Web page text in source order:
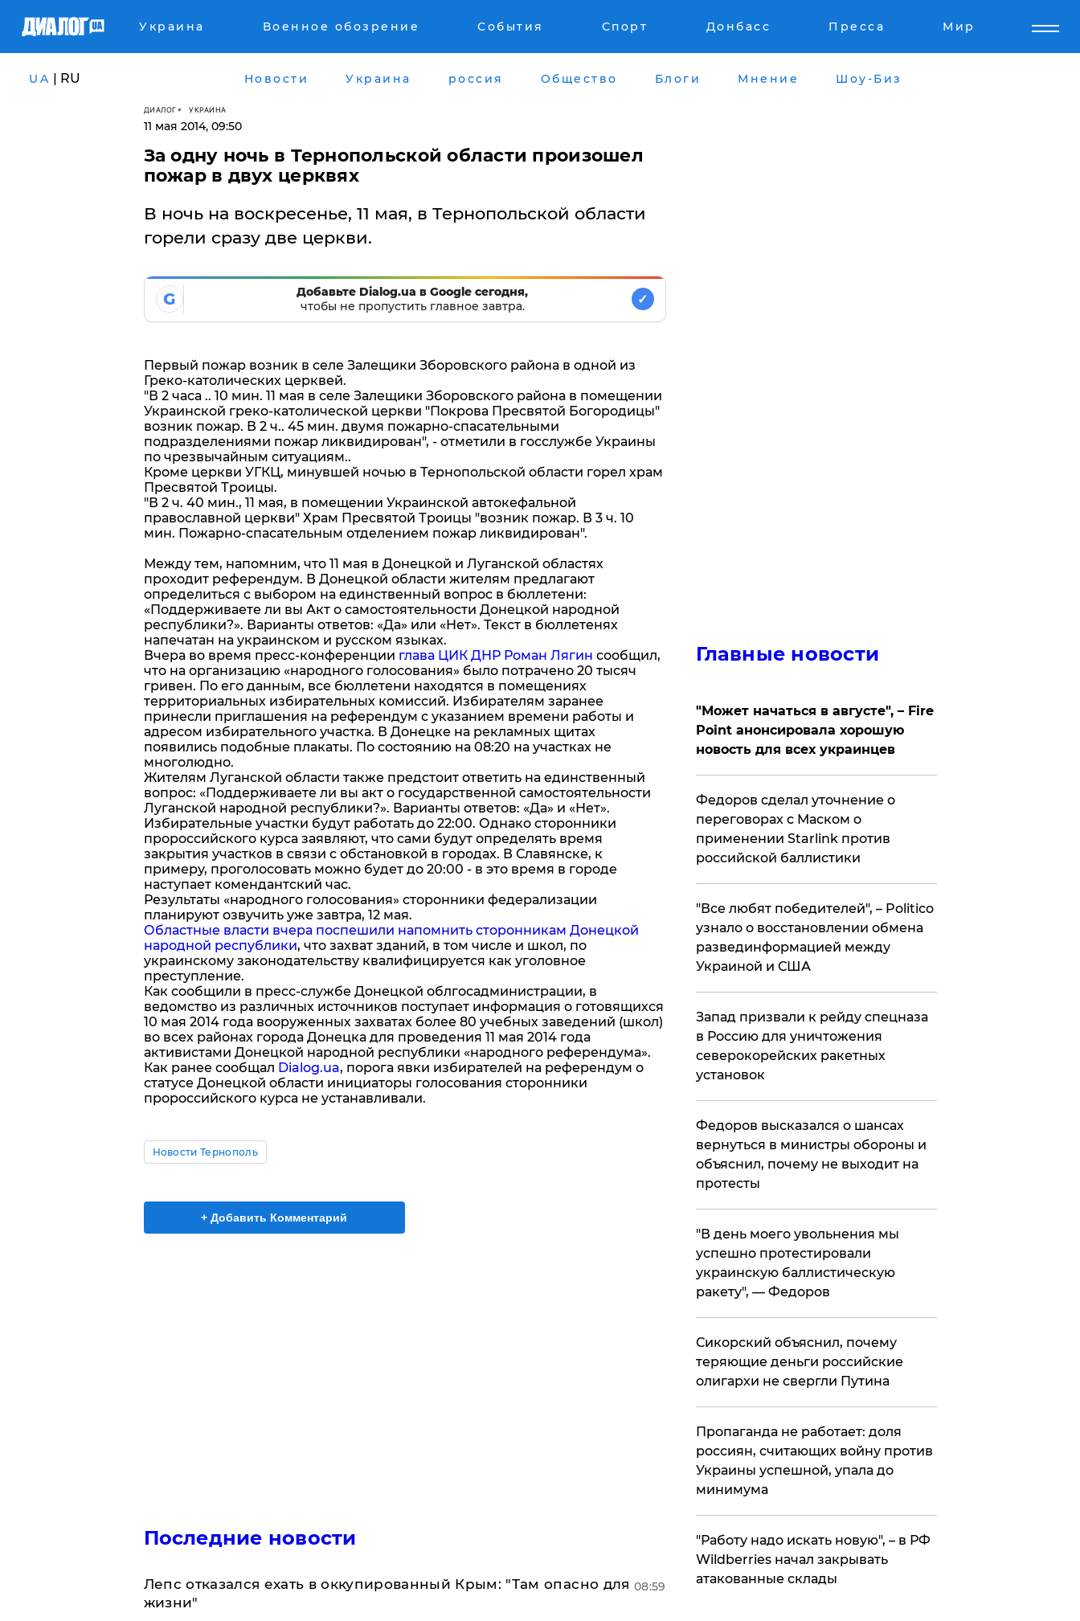
Украина Военное обозрение События Спорт Донбасс Пресса Мир
UA | RU Новости Украина россия Общество Блоги Мнение Шоу-Биз
ДИАЛОГ УКРАИНА
11 мая 2014, 09:50
За одну ночь в Тернопольской области произошел
пожар в двух церквях
В ночь на воскресенье, 11 мая, в Тернопольской области
горели сразу две церкви.
G
Добавьте Dialog.ua в Google сегодня,
чтобы не пропустить главное завтра.
✓
Первый пожар возник в селе Залещики Зборовского района в одной из
Греко-католических церквей.
"В 2 часа .. 10 мин. 11 мая в селе Залещики Зборовского района в помещении
Украинской греко-католической церкви "Покрова Пресвятой Богородицы"
возник пожар. В 2 ч.. 45 мин. двумя пожарно-спасательными
подразделениями пожар ликвидирован", - отметили в госслужбе Украины
по чрезвычайным ситуациям..
Кроме церкви УГКЦ, минувшей ночью в Тернопольской области горел храм
Пресвятой Троицы.
"В 2 ч. 40 мин., 11 мая, в помещении Украинской автокефальной
православной церкви" Храм Пресвятой Троицы "возник пожар. В 3 ч. 10
мин. Пожарно-спасательным отделением пожар ликвидирован".
Между тем, напомним, что 11 мая в Донецкой и Луганской областях
проходит референдум. В Донецкой области жителям предлагают
определиться с выбором на единственный вопрос в бюллетени:
«Поддерживаете ли вы Акт о самостоятельности Донецкой народной
республики?». Варианты ответов: «Да» или «Нет». Текст в бюллетенях
напечатан на украинском и русском языках.
Вчера во время пресс-конференции глава ЦИК ДНР Роман Лягин сообщил,
что на организацию «народного голосования» было потрачено 20 тысяч
гривен. По его данным, все бюллетени находятся в помещениях
территориальных избирательных комиссий. Избирателям заранее
принесли приглашения на референдум с указанием времени работы и
адресом избирательного участка. В Донецке на рекламных щитах
появились подобные плакаты. По состоянию на 08:20 на участках не
многолюдно.
Жителям Луганской области также предстоит ответить на единственный
вопрос: «Поддерживаете ли вы акт о государственной самостоятельности
Луганской народной республики?». Варианты ответов: «Да» и «Нет».
Избирательные участки будут работать до 22:00. Однако сторонники
пророссийского курса заявляют, что сами будут определять время
закрытия участков в связи с обстановкой в городах. В Славянске, к
примеру, проголосовать можно будет до 20:00 - в это время в городе
наступает комендантский час.
Результаты «народного голосования» сторонники федерализации
планируют озвучить уже завтра, 12 мая.
Областные власти вчера поспешили напомнить сторонникам Донецкой
народной республики, что захват зданий, в том числе и школ, по
украинскому законодательству квалифицируется как уголовное
преступление.
Как сообщили в пресс-службе Донецкой облгосадминистрации, в
ведомство из различных источников поступает информация о готовящихся
10 мая 2014 года вооруженных захватах более 80 учебных заведений (школ)
во всех районах города Донецка для проведения 11 мая 2014 года
активистами Донецкой народной республики «народного референдума».
Как ранее сообщал Dialog.ua, порога явки избирателей на референдум о
статусе Донецкой области инициаторы голосования сторонники
пророссийского курса не устанавливали.
Новости Тернополь
+ Добавить Комментарий
Последние новости
Лепс отказался ехать в оккупированный Крым: "Там опасно для
жизни"
08:59
Главные новости
"Может начаться в августе", – Fire
Point анонсировала хорошую
новость для всех украинцев
Федоров сделал уточнение о
переговорах с Маском о
применении Starlink против
российской баллистики
​"Все любят победителей", – Politico
узнало о восстановлении обмена
развединформацией между
Украиной и США
Запад призвали к рейду спецназа
в Россию для уничтожения
северокорейских ракетных
установок
Федоров высказался о шансах
вернуться в министры обороны и
объяснил, почему не выходит на
протесты
​"В день моего увольнения мы
успешно протестировали
украинскую баллистическую
ракету", — Федоров
Сикорский объяснил, почему
теряющие деньги российские
олигархи не свергли Путина
​Пропаганда не работает: доля
россиян, считающих войну против
Украины успешной, упала до
минимума
"Работу надо искать новую", – в РФ
Wildberries начал закрывать
атакованные склады